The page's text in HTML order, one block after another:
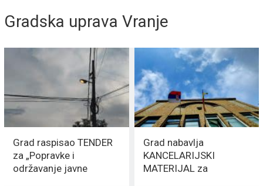
Gradska uprava Vranje
Grad raspisao TENDER
za „Popravke i
održavanje javne
Grad nabavlja
KANCELARIJSKI
MATERIJAL za